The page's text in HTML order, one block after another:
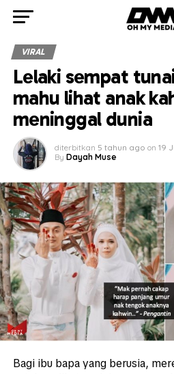
VIRAL
Lelaki sempat
mahu lihat anak
meninggal dunia
diterbitkan 5 tahun ago on 19
By Dayah Muse
Bagi ibu bapa yang berusia,